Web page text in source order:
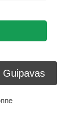
Guipavas